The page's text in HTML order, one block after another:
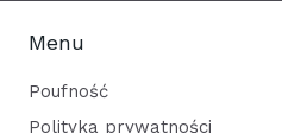
Menu
Poufność
Polityka prywatności